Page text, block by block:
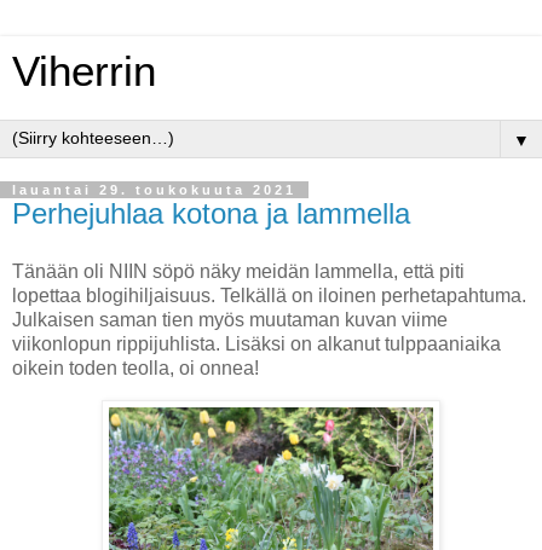
Viherrin
▼
lauantai 29. toukokuuta 2021
Perhejuhlaa kotona ja lammella
Tänään oli NIIN söpö näky meidän lammella, että piti
lopettaa blogihiljaisuus. Telkällä on iloinen perhetapahtuma.
Julkaisen saman tien myös muutaman kuvan viime
viikonlopun rippijuhlista. Lisäksi on alkanut tulppaaniaika
oikein toden teolla, oi onnea!